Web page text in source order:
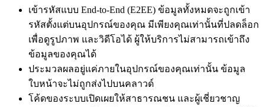
เข้ารหัสแบบ End-to-End (E2EE) ข้อมูลทั้งหมดจะถูกเข้า
รหัสตั้งแต่บนอุปกรณ์ของคุณ มีเพียงคุณเท่านั้นที่ปลดล็อก
เพื่อดูรูปภาพ และวิดีโอได้ ผู้ให้บริการไม่สามารถเข้าถึง
ข้อมูลของคุณได้
ประมวลผลอยู่แค่ภายในอุปกรณ์ของคุณเท่านั้น ข้อมูล
ใบหน้าจะไม่ถูกส่งไปบนคลาวด์
โค้ดของระบบเปิดเผยให้สาธารณชน และผู้เชี่ยวชาญ